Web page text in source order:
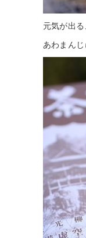
元気が出る
あわまんじ